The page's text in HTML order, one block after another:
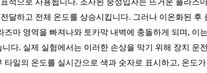
적으로 사용됩니다. 조사된 중성입자는 뜨거운 플라즈
달하고 전체 온도를 상승시킵니다. 그러나 이온화된 후
즈마 영역을 빠져나와 토카막 내벽에 충돌하게 되며, 이
다. 실제 실험에서는 이러한 손상을 막기 위해 장치 운
타일의 온도를 실시간으로 색과 숫자로 표시하고, 온도